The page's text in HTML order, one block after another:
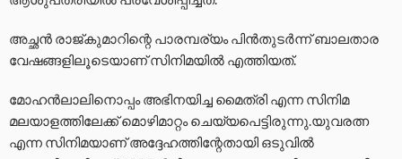
അച്ഛന്‍ രാജ്കുമാറിന്റെ പാരമ്പര്യം പിന്‍തുടര്‍ന്ന് ബാലതാര
വേഷങ്ങളിലൂടെയാണ് സിനിമയില്‍ എത്തിയത്.
മോഹൻലാലിനൊപ്പം അഭിനയിച്ച മൈത്രി എന്ന സിനിമ
മലയാളത്തിലേക്ക് മൊഴിമാറ്റം ചെയ്യപെട്ടിരുന്നു.യുവരത്ന
എന്ന സിനിമയാണ് അദ്ദേഹത്തിന്റേതായി ഒടുവിൽ